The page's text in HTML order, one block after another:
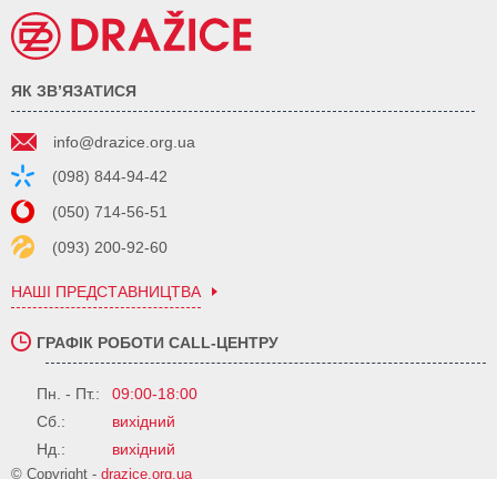
ЯК ЗВ’ЯЗАТИСЯ
info@drazice.org.ua
(098) 844-94-42
(050) 714-56-51
(093) 200-92-60
НАШІ ПРЕДСТАВНИЦТВА
ГРАФІК РОБОТИ CALL-ЦЕНТРУ
Пн. - Пт.:
09:00-18:00
Сб.:
вихідний
Нд.:
вихідний
© Copyright - drazice.org.ua